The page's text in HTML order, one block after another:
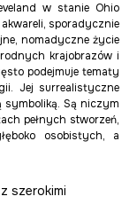
w stanie Ohio
sporadycznie
nomadyczne życie
krajobrazów i
podejmuje tematy
Jej surrealistyczne
symboliką. Są niczym
pełnych stworzeń,
osobistych, a
szerokimi